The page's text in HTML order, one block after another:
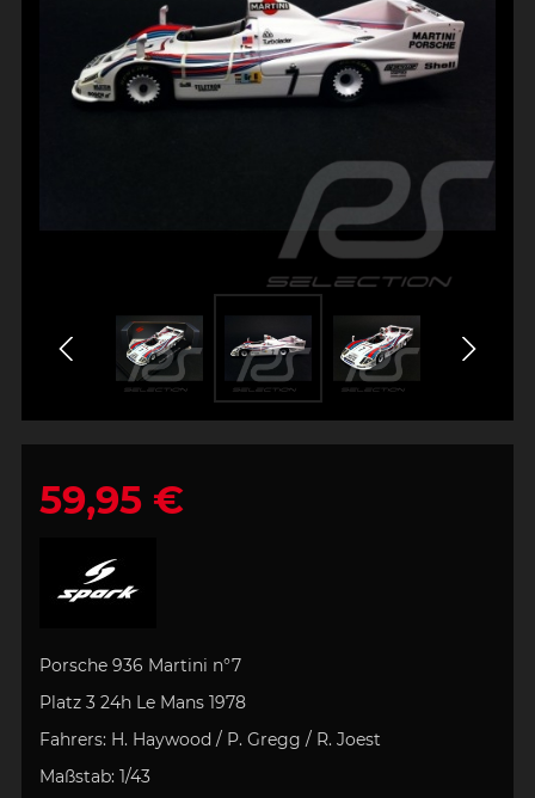
59,95 €
Porsche 936 Martini n°7
Platz 3 24h
Le Mans 1978
Fahrers: H. Haywood / P. Gregg / R. Joest
Maßstab: 1/43